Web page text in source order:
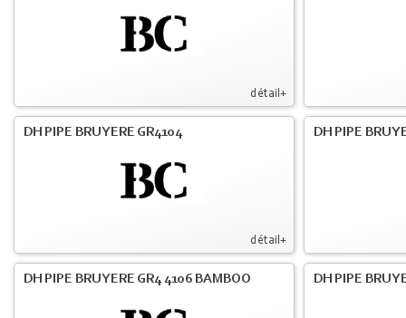
détail+
détail+
DH PIPE BRUYERE GR4104 DH PIPE
DH PIPE BRUYERE GR4 4106 BAMBOO DH PIPE